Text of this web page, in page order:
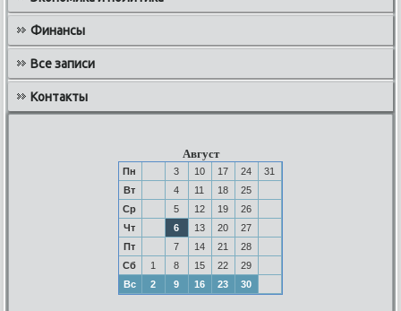
Финансы
Все записи
Контакты
Август
Пн 3 10 17 24
31
Вт
4 11 18
25
Ср
5 12 19
26
Чт
6 13 20
27
Пт
7 14 21
28
Сб
1 8 15 22
29
Вс
2 9 16 23 30